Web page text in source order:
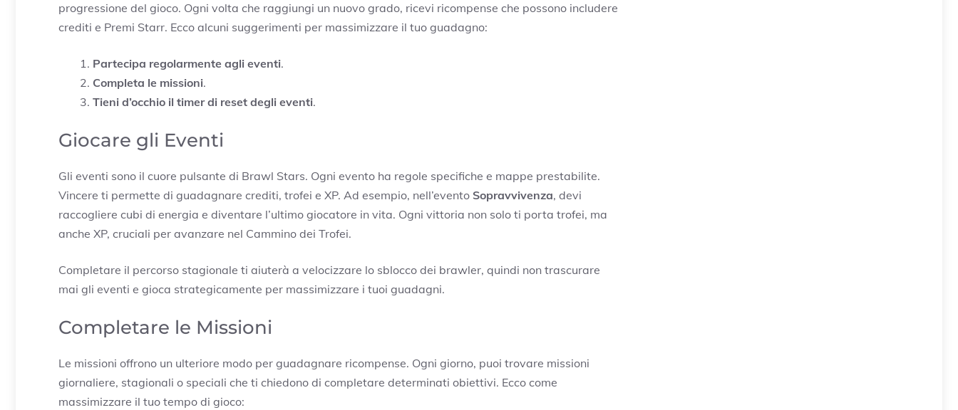
progressione del gioco. Ogni volta che raggiungi un nuovo grado, ricevi ricompense che possono includere
crediti e Premi Starr. Ecco alcuni suggerimenti per massimizzare il tuo guadagno:
Partecipa regolarmente agli eventi.
Completa le missioni.
Tieni d’occhio il timer di reset degli eventi.
Giocare gli Eventi
Gli eventi sono il cuore pulsante di Brawl Stars. Ogni evento ha regole specifiche e mappe prestabilite.
Vincere ti permette di guadagnare crediti, trofei e XP. Ad esempio, nell’evento Sopravvivenza, devi
raccogliere cubi di energia e diventare l’ultimo giocatore in vita. Ogni vittoria non solo ti porta trofei, ma
anche XP, cruciali per avanzare nel Cammino dei Trofei.
Completare il percorso stagionale ti aiuterà a velocizzare lo sblocco dei brawler, quindi non trascurare
mai gli eventi e gioca strategicamente per massimizzare i tuoi guadagni.
Completare le Missioni
Le missioni offrono un ulteriore modo per guadagnare ricompense. Ogni giorno, puoi trovare missioni
giornaliere, stagionali o speciali che ti chiedono di completare determinati obiettivi. Ecco come
massimizzare il tuo tempo di gioco: